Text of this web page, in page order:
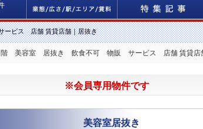
ビス 店舗 賃貸店舗｜居抜き
美容室 居抜き 飲食不可 物販 サービス 店舗 賃貸店
※会員専用物件です
美容室居抜き